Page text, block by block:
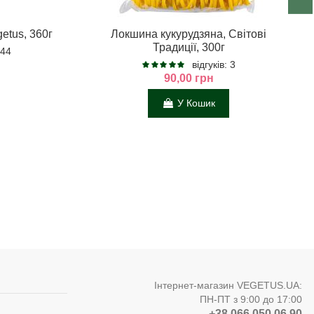
360г
Локшина кукурудзяна, Світові
Традиції, 300г
відгуків: 3
90,00 грн
У Кошик
Інтернет-магазин VEGETUS.UA:
ПН-ПТ з 9:00 до 17:00